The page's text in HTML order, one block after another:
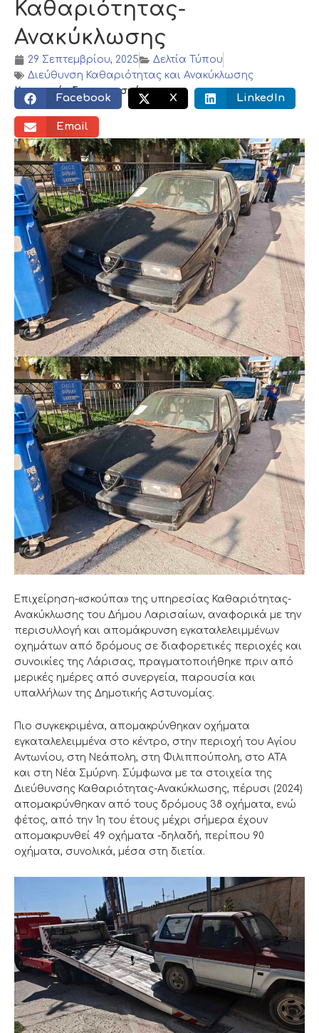
Καθαριότητας-
Ανακύκλωσης
29 Σεπτεμβρίου, 2025
Δελτία Τύπου
Διεύθυνση Καθαριότητας και Ανακύκλωσης
Κοινωνικός διαμοιρασμός:
Facebook X LinkedIn
Email
Επιχείρηση-«σκούπα» της υπηρεσίας Καθαριότητας-
Ανακύκλωσης του Δήμου Λαρισαίων, αναφορικά με την
περισυλλογή και απομάκρυνση εγκαταλελειμμένων
οχημάτων από δρόμους σε διαφορετικές περιοχές και
συνοικίες της Λάρισας, πραγματοποιήθηκε πριν από
μερικές ημέρες από συνεργεία, παρουσία και
υπαλλήλων της Δημοτικής Αστυνομίας.
Πιο συγκεκριμένα, απομακρύνθηκαν οχήματα
εγκαταλελειμμένα στο κέντρο, στην περιοχή του Αγίου
Αντωνίου, στη Νεάπολη, στη Φιλιππούπολη, στο ΑΤΑ
και στη Νέα Σμύρνη. Σύμφωνα με τα στοιχεία της
Διεύθυνσης Καθαριότητας-Ανακύκλωσης, πέρυσι (2024)
απομακρύνθηκαν από τους δρόμους 38 οχήματα, ενώ
φέτος, από την 1η του έτους μέχρι σήμερα έχουν
απομακρυνθεί 49 οχήματα -δηλαδή, περίπου 90
οχήματα, συνολικά, μέσα στη διετία.